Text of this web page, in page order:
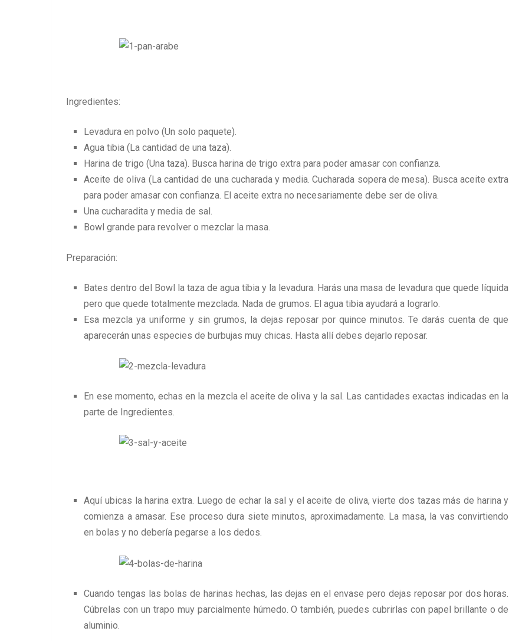
Ingredientes:
Levadura en polvo (Un solo paquete).
Agua tibia (La cantidad de una taza).
Harina de trigo (Una taza). Busca harina de trigo extra para poder amasar con confianza.
Aceite de oliva (La cantidad de una cucharada y media. Cucharada sopera de mesa). Busca aceite extra
para poder amasar con confianza. El aceite extra no necesariamente debe ser de oliva.
Una cucharadita y media de sal.
Bowl grande para revolver o mezclar la masa.
Preparación:
Bates dentro del Bowl la taza de agua tibia y la levadura. Harás una masa de levadura que quede líquida
pero que quede totalmente mezclada. Nada de grumos. El agua tibia ayudará a lograrlo.
Esa mezcla ya uniforme y sin grumos, la dejas reposar por quince minutos. Te darás cuenta de que
aparecerán unas especies de burbujas muy chicas. Hasta allí debes dejarlo reposar.
En ese momento, echas en la mezcla el aceite de oliva y la sal. Las cantidades exactas indicadas en la
parte de Ingredientes.
Aquí ubicas la harina extra. Luego de echar la sal y el aceite de oliva, vierte dos tazas más de harina y
comienza a amasar. Ese proceso dura siete minutos, aproximadamente. La masa, la vas convirtiendo
en bolas y no debería pegarse a los dedos.
Cuando tengas las bolas de harinas hechas, las dejas en el envase pero dejas reposar por dos horas.
Cúbrelas con un trapo muy parcialmente húmedo. O también, puedes cubrirlas con papel brillante o de
aluminio.